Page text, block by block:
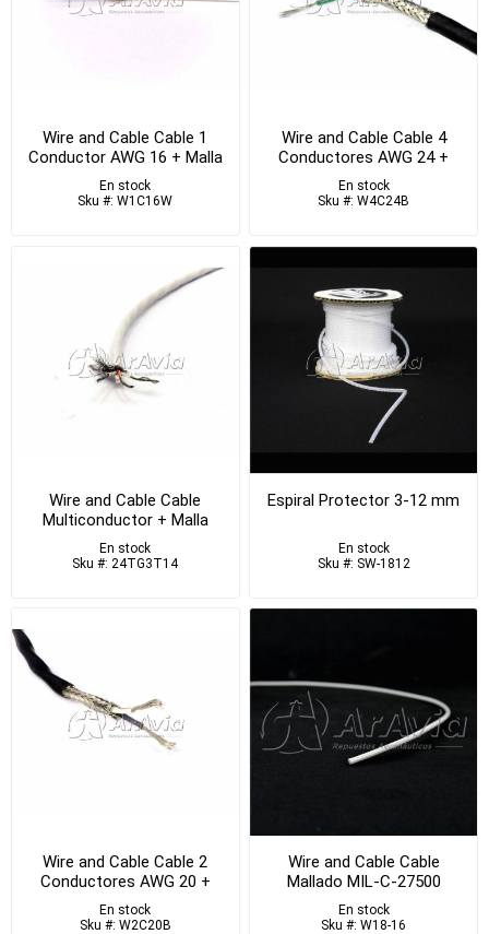
Wire and Cable Cable 1
Conductor AWG 16 + Malla
En stock
Sku #: W1C16W
Wire and Cable Cable 4
Conductores AWG 24 +
Malla
En stock
Sku #: W4C24B
Wire and Cable Cable
Multiconductor + Malla
En stock
Sku #: 24TG3T14
Espiral Protector 3-12 mm
En stock
Sku #: SW-1812
Wire and Cable Cable 2
Conductores AWG 20 +
Malla
En stock
Sku #: W2C20B
Wire and Cable Cable
Mallado MIL-C-27500
En stock
Sku #: W18-16